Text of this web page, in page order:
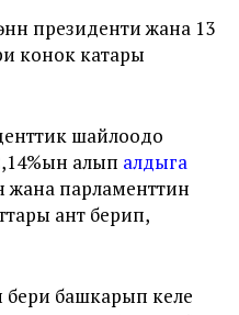
президенти жана 13
конок катары
шайлоодо
алып алдыга
жана парламенттин
ант берип,
бери башкарып келе